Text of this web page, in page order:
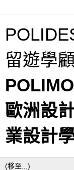
留遊學
歐洲設
業設計